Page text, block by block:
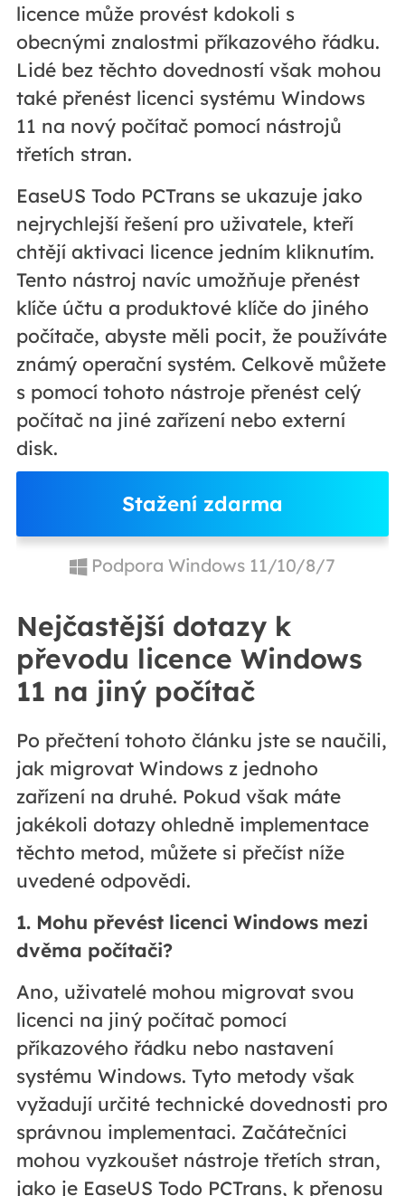
licence může provést kdokoli s
obecnými znalostmi příkazového řádku.
Lidé bez těchto dovedností však mohou
také přenést licenci systému Windows
11 na nový počítač pomocí nástrojů
třetích stran.
EaseUS Todo PCTrans se ukazuje jako
nejrychlejší řešení pro uživatele, kteří
chtějí aktivaci licence jedním kliknutím.
Tento nástroj navíc umožňuje přenést
klíče účtu a produktové klíče do jiného
počítače, abyste měli pocit, že používáte
známý operační systém. Celkově můžete
s pomocí tohoto nástroje přenést celý
počítač na jiné zařízení nebo externí
disk.
Stažení zdarma
Podpora Windows 11/10/8/7
Nejčastější dotazy k
převodu licence Windows
11 na jiný počítač
Po přečtení tohoto článku jste se naučili,
jak migrovat Windows z jednoho
zařízení na druhé. Pokud však máte
jakékoli dotazy ohledně implementace
těchto metod, můžete si přečíst níže
uvedené odpovědi.
1. Mohu převést licenci Windows mezi
dvěma počítači?
Ano, uživatelé mohou migrovat svou
licenci na jiný počítač pomocí
příkazového řádku nebo nastavení
systému Windows. Tyto metody však
vyžadují určité technické dovednosti pro
správnou implementaci. Začátečníci
mohou vyzkoušet nástroje třetích stran,
jako je EaseUS Todo PCTrans, k přenosu